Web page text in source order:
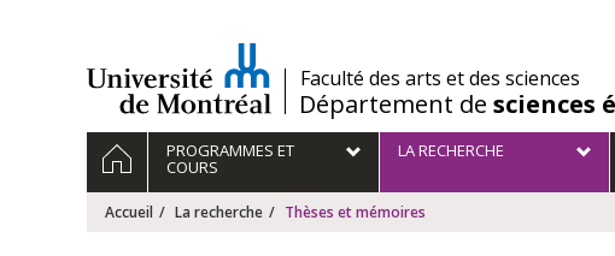
/Faculté des arts et des sciences
Département de sciences
Navigation
principale
ACCUEILPROGRAMMES ET
COURS
LA RECHERCHE
Accueil La recherche Thèses et mémoires